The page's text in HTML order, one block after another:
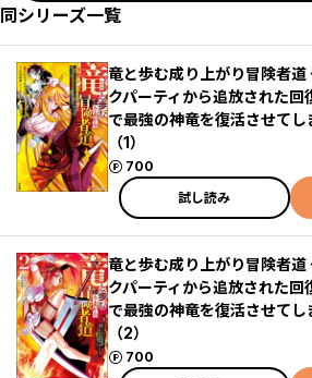
同シリーズ一覧
竜と歩む成り上がり冒険者
クパーティから追放された回
で最強の神竜を復活させて
（1）
700
ポイント
試し読み
竜と歩む成り上がり冒険者
クパーティから追放された回
で最強の神竜を復活させて
（2）
700
ポイント